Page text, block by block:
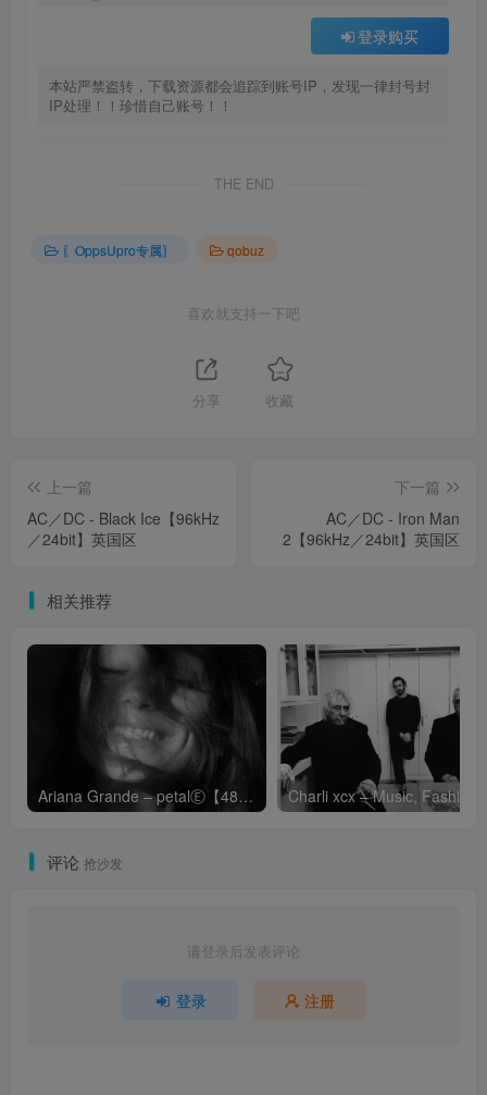
登录购买
本站严禁盗转，下载资源都会追踪到账号IP，发现一律封号封
IP处理！！珍惜自己账号！！
THE END
〖OppsUpro专属〗 qobuz
喜欢就支持一下吧
分享 收藏
上一篇
AC／DC - Black Ice【96kHz
／24bit】英国区
下一篇
AC／DC - Iron Man
2【96kHz／24bit】英国区
相关推荐
Ariana Grande – petalⒺ【48kHz／24bit】英国区
评论 抢沙发
请登录后发表评论
登录 注册